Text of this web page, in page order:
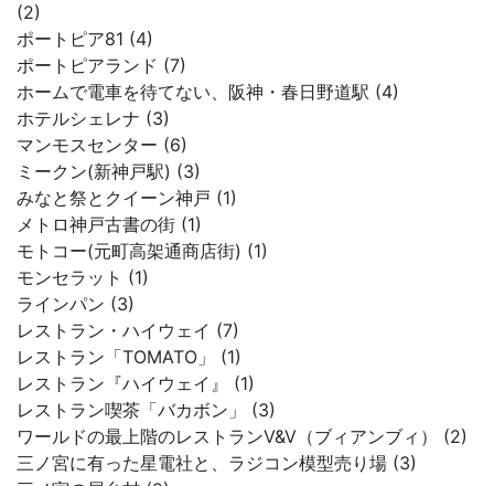
(2)
ポートピア81 (4)
ポートピアランド (7)
ホームで電車を待てない、阪神・春日野道駅 (4)
ホテルシェレナ (3)
マンモスセンター (6)
ミークン(新神戸駅) (3)
みなと祭とクイーン神戸 (1)
メトロ神戸古書の街 (1)
モトコー(元町高架通商店街) (1)
モンセラット (1)
ラインパン (3)
レストラン・ハイウェイ (7)
レストラン「TOMATO」 (1)
レストラン『ハイウェイ』 (1)
レストラン喫茶「バカボン」 (3)
ワールドの最上階のレストランV&V（ブィアンブィ） (2)
三ノ宮に有った星電社と、ラジコン模型売り場 (3)